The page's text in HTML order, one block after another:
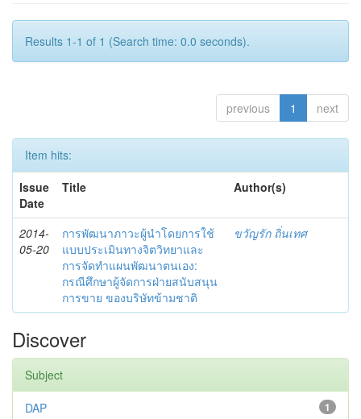
Results 1-1 of 1 (Search time: 0.0 seconds).
previous 1 next
Item hits:
Issue
Date
Title Author(s)
2014-
05-20
การพัฒนาภาวะผู้นำโดยการใช้
แบบประเมินทางจิตวิทยาและ
การจัดทำแผนพัฒนาตนเอง:
กรณีศึกษาผู้จัดการฝ่ายสนับสนุน
การขาย ของบริษัทข้ามชาติ
ขวัญรัก ถิ่นเทศ
Discover
Subject
1
DAP